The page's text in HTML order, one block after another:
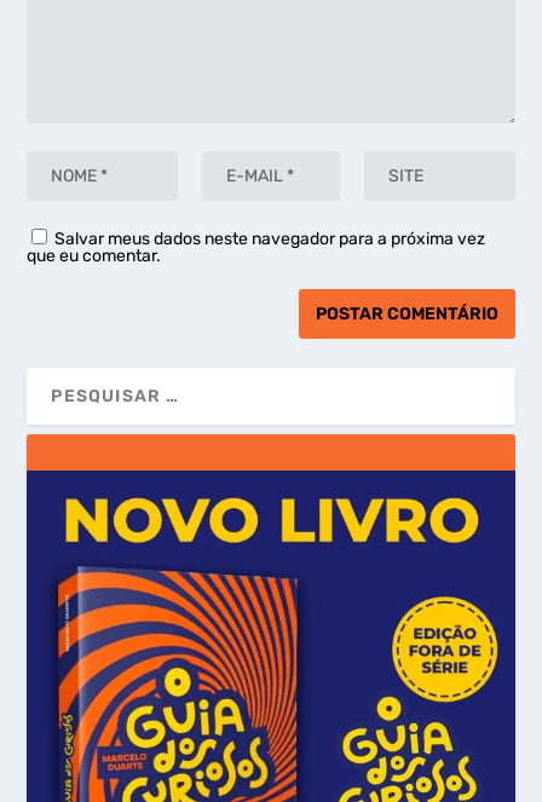
Salvar meus dados neste navegador para a próxima vez
que eu comentar.